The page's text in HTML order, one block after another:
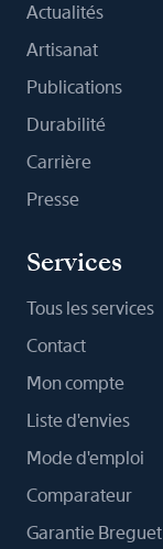
Actualités
Artisanat
Publications
Durabilité
Carrière
Presse
Services
Tous les services
Contact
Mon compte
Liste d'envies
Mode d'emploi
Comparateur
Garantie Breguet